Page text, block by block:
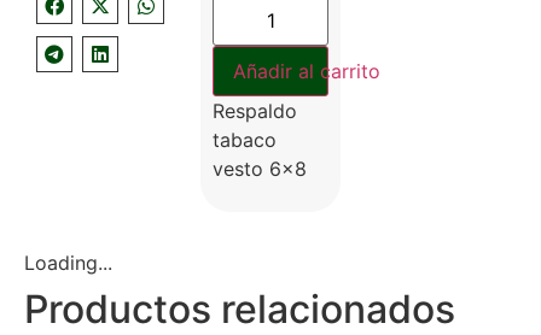
Añadir al carrito
Respaldo
tabaco
vesto 6×8
Loading...
Productos relacionados